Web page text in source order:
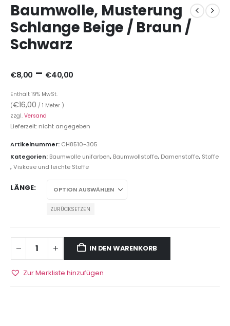
Baumwolle, Musterung
Schlange Beige / Braun /
Schwarz
€8,00 – €40,00
Enthält 19% MwSt.
(€16,00 / 1 Meter )
zzgl. Versand
Lieferzeit: nicht angegeben
Artikelnummer: CH8510-305
Kategorien: Baumwolle unifarben, Baumwollstoffe, Damenstoffe, Stoffe
,Viskose und leichte Stoffe
LÄNGE
ZURÜCKSETZEN
IN DEN WARENKORB
Zur Merkliste hinzufügen